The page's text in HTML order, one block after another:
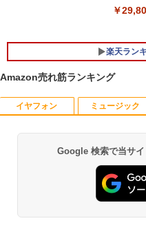
￥
楽天ラン
1
＼★最
コン
ws11
属 中
ップパ
1
ネルモ
対応 ス
ミニ…
￥8,460
1
【中古
￥
九条の
Amazon売れ筋ランキング
イヤフォン
Anker
￥7,990
ミュージック
BRUCE
[Explicit]
￥250
【
ET ラベ
￥1,112
薬屋のひ
ンガンコ
￥770
Google 検索で当サ